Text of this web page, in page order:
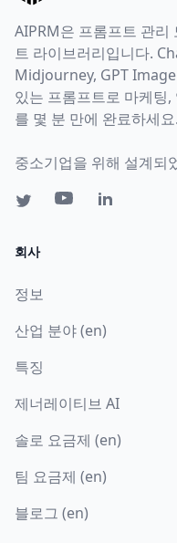
AIPRM은 프롬프트 관리
트 라이브러리입니다.
Midjourney, GPT
있는 프롬프트로 마케팅
를 몇 분 만에 완료하세요.
중소기업을 위해 설계되
회사
정보
산업 분야 (en)
특징
제너레이티브 AI
솔로 요금제 (en)
팀 요금제 (en)
블로그 (en)